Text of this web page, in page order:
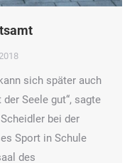
sich später auch
Seele gut“, sagte
bei der
Sport in Schule
des